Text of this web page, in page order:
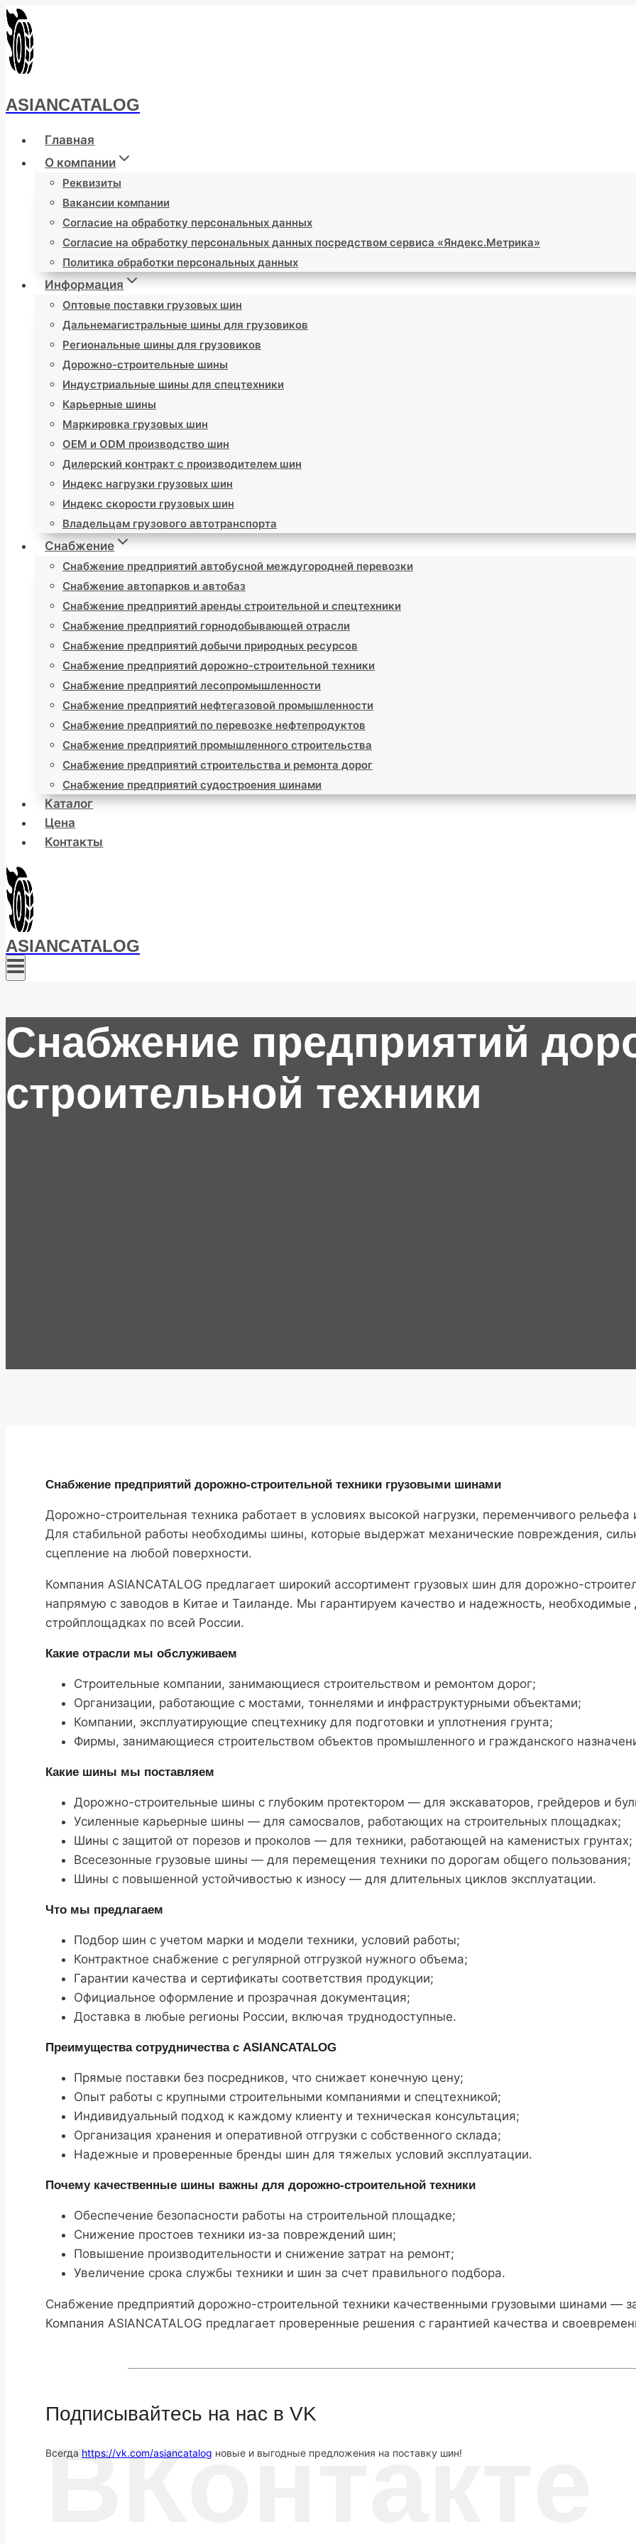
Перейти
к
содержимому
ASIANCATALOG
Главная
О компании
Реквизиты
Вакансии компании
Согласие на обработку персональных данных
Согласие на обработку персональных данных посредством сервиса «Яндекс.Метрика»
Политика обработки персональных данных
Информация
Оптовые поставки грузовых шин
Дальнемагистральные шины для грузовиков
Региональные шины для грузовиков
Дорожно-строительные шины
Индустриальные шины для спецтехники
Карьерные шины
Маркировка грузовых шин
OEM и ODM производство шин
Дилерский контракт с производителем шин
Индекс нагрузки грузовых шин
Индекс скорости грузовых шин
Владельцам грузового автотранспорта
Снабжение
Снабжение предприятий автобусной междугородней перевозки
Снабжение автопарков и автобаз
Снабжение предприятий аренды строительной и спецтехники
Снабжение предприятий горнодобывающей отрасли
Снабжение предприятий добычи природных ресурсов
Снабжение предприятий дорожно-строительной техники
Снабжение предприятий лесопромышленности
Снабжение предприятий нефтегазовой промышленности
Снабжение предприятий по перевозке нефтепродуктов
Снабжение предприятий промышленного строительства
Снабжение предприятий строительства и ремонта дорог
Снабжение предприятий судостроения шинами
Каталог
Цена
Контакты
ASIANCATALOG
Снабжение предприятий
строительной техники
Снабжение предприятий дорожно-строительной техники грузовыми шинами
Дорожно-строительная техника работает в условиях высокой нагрузки, переменчивого
Для стабильной работы необходимы шины, которые выдержат механические повреждения,
сцепление на любой поверхности.
Компания ASIANCATALOG предлагает широкий ассортимент грузовых шин для дорожно-
напрямую с заводов в Китае и Таиланде. Мы гарантируем качество и надежность, необходимые
стройплощадках по всей России.
Какие отрасли мы обслуживаем
Строительные компании, занимающиеся строительством и ремонтом дорог;
Организации, работающие с мостами, тоннелями и инфраструктурными объектами;
Компании, эксплуатирующие спецтехнику для подготовки и уплотнения грунта;
Фирмы, занимающиеся строительством объектов промышленного и гражданского
Какие шины мы поставляем
Дорожно-строительные шины с глубоким протектором — для экскаваторов, грейдеров и
Усиленные карьерные шины — для самосвалов, работающих на строительных площадках;
Шины с защитой от порезов и проколов — для техники, работающей на каменистых грунтах;
Всесезонные грузовые шины — для перемещения техники по дорогам общего пользования;
Шины с повышенной устойчивостью к износу — для длительных циклов эксплуатации.
Что мы предлагаем
Подбор шин с учетом марки и модели техники, условий работы;
Контрактное снабжение с регулярной отгрузкой нужного объема;
Гарантии качества и сертификаты соответствия продукции;
Официальное оформление и прозрачная документация;
Доставка в любые регионы России, включая труднодоступные.
Преимущества сотрудничества с ASIANCATALOG
Прямые поставки без посредников, что снижает конечную цену;
Опыт работы с крупными строительными компаниями и спецтехникой;
Индивидуальный подход к каждому клиенту и техническая консультация;
Организация хранения и оперативной отгрузки с собственного склада;
Надежные и проверенные бренды шин для тяжелых условий эксплуатации.
Почему качественные шины важны для дорожно-строительной техники
Обеспечение безопасности работы на строительной площадке;
Снижение простоев техники из-за повреждений шин;
Повышение производительности и снижение затрат на ремонт;
Увеличение срока службы техники и шин за счет правильного подбора.
Снабжение предприятий дорожно-строительной техники качественными грузовыми шинами —
Компания ASIANCATALOG предлагает проверенные решения с гарантией качества и
Подписывайтесь на нас в VK
Всегда https://vk.com/asiancatalog новые и выгодные предложения на поставку шин!
ВКонтакте